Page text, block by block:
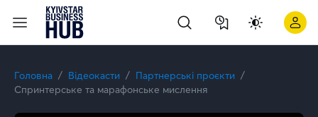
Головна Відеокасти
Партнерські проєкти
Спринтерське та марафонське мислення
Генеративний штучний інтелект: ключові питання |